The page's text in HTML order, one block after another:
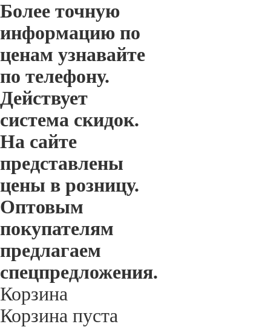
Более точную
информацию по
ценам узнавайте
по телефону.
Действует
система скидок.
На сайте
представлены
цены в розницу.
Оптовым
покупателям
предлагаем
спецпредложения.
Корзина
Корзина пуста